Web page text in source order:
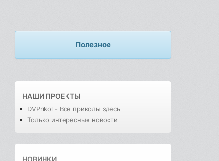
Полезное
НАШИ ПРОЕКТЫ
DVPrikol - Все приколы здесь
Только интересные новости
НОВИНКИ